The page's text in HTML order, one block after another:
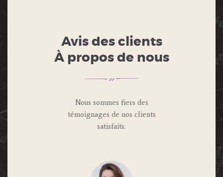
Avis des clients
À propos de nous
Nous sommes fiers des
témoignages de nos clients
satisfaits.